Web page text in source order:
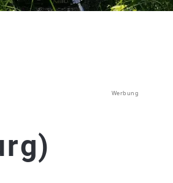
Werbung